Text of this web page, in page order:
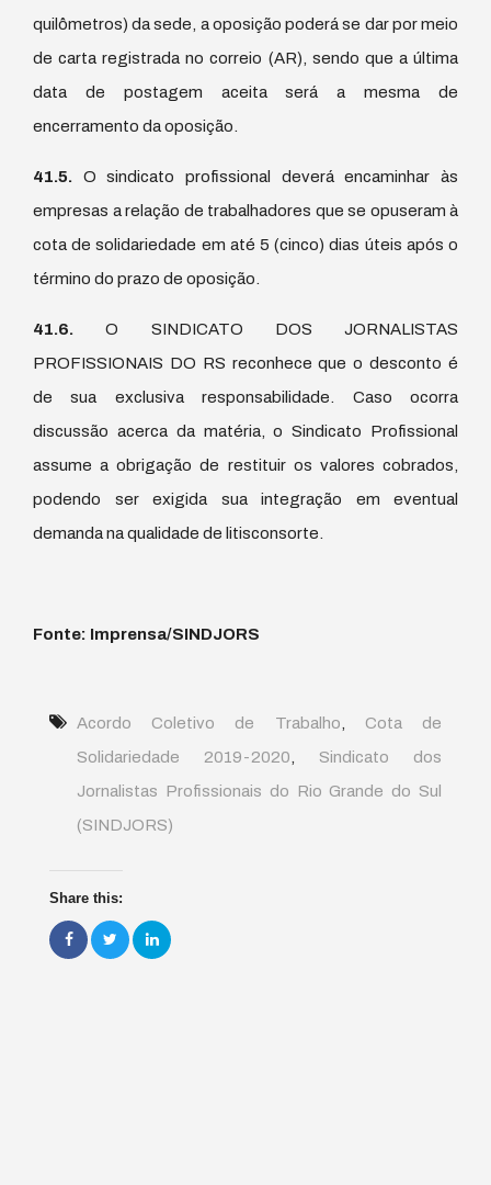
quilômetros) da sede, a oposição poderá se dar por meio
de carta registrada no correio (AR), sendo que a última
data de postagem aceita será a mesma de
encerramento da oposição.
41.5. O sindicato profissional deverá encaminhar às
empresas a relação de trabalhadores que se opuseram à
cota de solidariedade em até 5 (cinco) dias úteis após o
término do prazo de oposição.
41.6. O SINDICATO DOS JORNALISTAS
PROFISSIONAIS DO RS reconhece que o desconto é
de sua exclusiva responsabilidade. Caso ocorra
discussão acerca da matéria, o Sindicato Profissional
assume a obrigação de restituir os valores cobrados,
podendo ser exigida sua integração em eventual
demanda na qualidade de litisconsorte.
Fonte: Imprensa/SINDJORS
Acordo Coletivo de Trabalho
Cota de
Solidariedade 2019-2020
Sindicato dos
Jornalistas Profissionais do Rio Grande do Sul
(SINDJORS)
Share this: